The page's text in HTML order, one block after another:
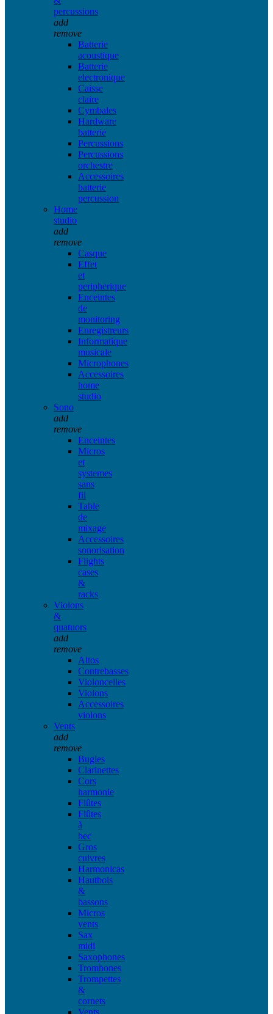
percussions
add
remove
Batterie
acoustique
Batterie
electronique
Caisse
claire
Cymbales
Hardware
batterie
Percussions
Percussions
orchestre
Accessoires
batterie
percussion
Home
studio
add
remove
Casque
Effet
et
peripherique
Enceintes
de
monitoring
Enregistreurs
Informatique
musicale
Microphones
Accessoires
home
studio
Sono
add
remove
Enceintes
Micros
et
systemes
sans
fil
Table
de
mixage
Accessoires
sonorisation
Flights
cases
&
racks
Violons
&
quatuors
add
remove
Altos
Contrebasses
Violoncelles
Violons
Accessoires
violons
Vents
add
remove
Bugles
Clarinettes
Cors
harmonie
Flûtes
Flûtes
à
bec
Gros
cuivres
Harmonicas
Hautbois
&
bassons
Micros
vents
Sax
midi
Saxophones
Trombones
Trompettes
&
cornets
Vents